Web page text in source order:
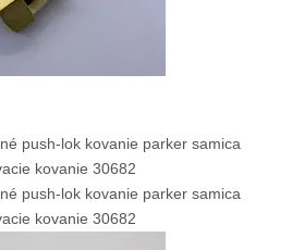
push-lok kovanie parker samica
kovanie 30682
push-lok kovanie parker samica
kovanie 30682